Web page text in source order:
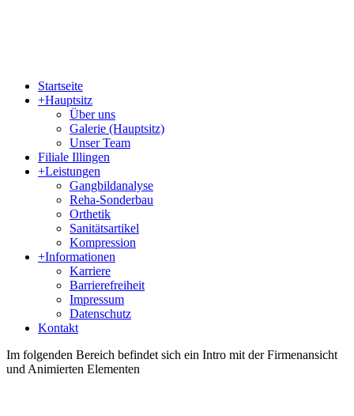
Startseite
+Hauptsitz
Über uns
Galerie (Hauptsitz)
Unser Team
Filiale Illingen
+Leistungen
Gangbildanalyse
Reha-Sonderbau
Orthetik
Sanitätsartikel
Kompression
+Informationen
Karriere
Barrierefreiheit
Impressum
Datenschutz
Kontakt
Im folgenden Bereich befindet sich ein Intro mit der Firmenansicht
und Animierten Elementen